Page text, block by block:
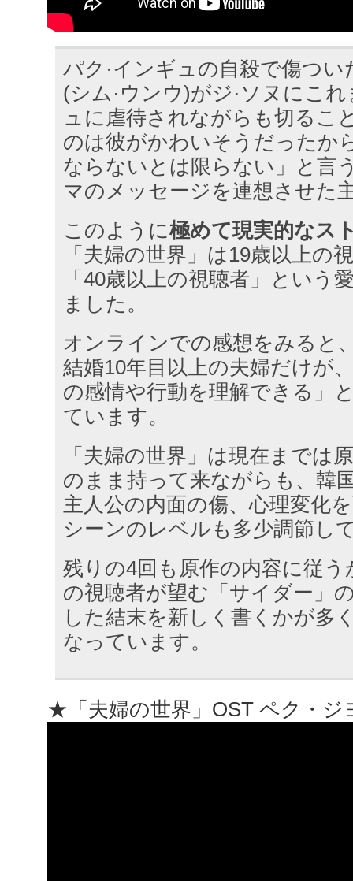
パク·インギュの自殺で傷つい
(シム·ウンウ)がジ·ソヌにこ
ュに虐待されながらも切るこ
のは彼がかわいそうだったか
ならないとは限らない」と言
マのメッセージを連想させた
このように極めて現実的なス
「夫婦の世界」は19歳以上の
「40歳以上の視聴者」という
ました。
オンラインでの感想をみると
結婚10年目以上の夫婦だけが
の感情や行動を理解できる」
ています。
「夫婦の世界」は現在までは
のまま持って来ながらも、韓
主人公の内面の傷、心理変化
シーンのレベルも多少調節し
残りの4回も原作の内容に従
の視聴者が望む「サイダー」
した結末を新しく書くかが多
なっています。
★「夫婦の世界」OST ペク・ジ